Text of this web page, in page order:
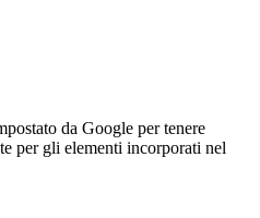
da Google per tenere
per gli elementi incorporati nel